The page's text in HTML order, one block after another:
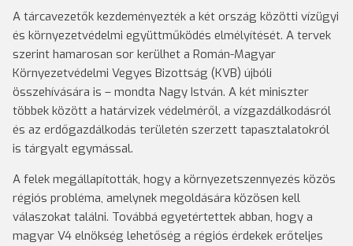
A tárcavezetők kezdeményezték a két ország közötti vízügyi
és környezetvédelmi együttműködés elmélyítését. A tervek
szerint hamarosan sor kerülhet a Román-Magyar
Környezetvédelmi Vegyes Bizottság (KVB) újbóli
összehívására is – mondta Nagy István. A két miniszter
többek között a határvizek védelméről, a vízgazdálkodásról
és az erdőgazdálkodás területén szerzett tapasztalatokról
is tárgyalt egymással.
A felek megállapították, hogy a környezetszennyezés közös
régiós probléma, amelynek megoldására közösen kell
válaszokat találni. Továbbá egyetértettek abban, hogy a
magyar V4 elnökség lehetőség a régiós érdekek erőteljes